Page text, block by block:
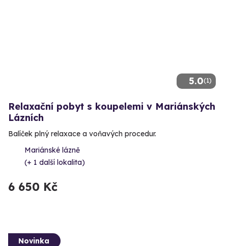
5.0(1)
Relaxační pobyt s koupelemi v Mariánských
Lázních
Balíček plný relaxace a voňavých procedur.
Mariánské lázně
(+ 1 další lokalita)
6 650 Kč
Novinka